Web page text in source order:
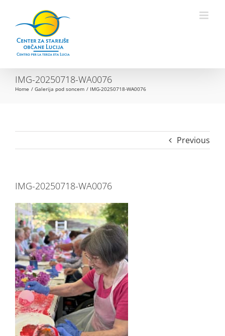
Open toolbar
content
IMG-20250718-WA0076
Home Galerija pod soncem IMG-20250718-WA0076
Previous
IMG-20250718-WA0076